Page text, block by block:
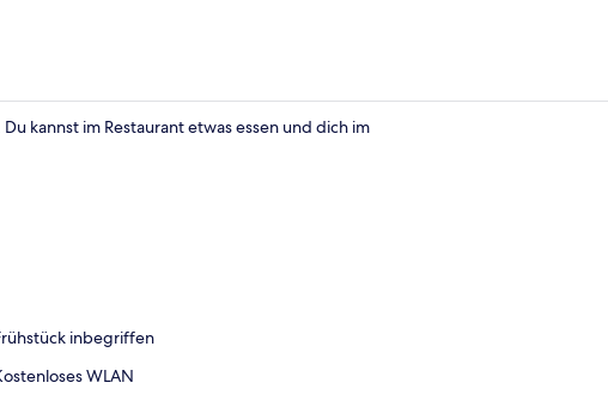
kannst im Restaurant etwas essen und dich im
inbegriffen
WLAN